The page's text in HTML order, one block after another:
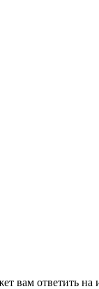
вам ответить